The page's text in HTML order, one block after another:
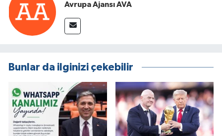
Avrupa Ajansı AVA
Bunlar da ilginizi çekebilir